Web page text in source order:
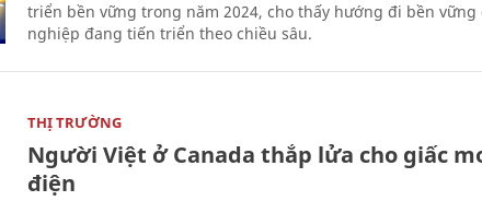
triển bền vững trong năm 2024, cho thấy hướng đi bền vững
nghiệp đang tiến triển theo chiều sâu.
THỊ TRƯỜNG
Người Việt ở Canada thắp lửa cho giấc
điện